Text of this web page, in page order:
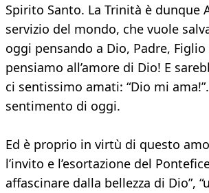
Spirito Santo. La Trinità è dunque
servizio del mondo, che vuole
oggi pensando a Dio, Padre,
pensiamo all’amore di Dio! E
ci sentissimo amati: “Dio mi
sentimento di oggi.
Ed è proprio in virtù di questo
l’invito e l’esortazione del
affascinare dalla bellezza di Dio”,